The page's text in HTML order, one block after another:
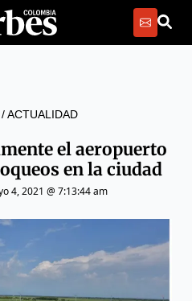
ACTUALIDAD
el aeropuerto
en la ciudad
4, 2021 @ 7:13:44 am